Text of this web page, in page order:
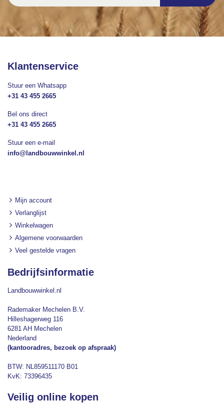
op
Klantenservice
Stuur een Whatsapp
+31 43 455 2665
Bel ons direct
+31 43 455 2665
Stuur een e-mail
info@landbouwwinkel.nl
Mijn account
Verlanglijst
Winkelwagen
Algemene voorwaarden
Veel gestelde vragen
Bedrijfsinformatie
Landbouwwinkel.nl
Rademaker Mechelen B.V.
Hilleshagerweg 116
6281 AH Mechelen
Nederland
(kantooradres, bezoek op afspraak)
BTW: NL859511170 B01
KvK: 73396435
Veilig online kopen